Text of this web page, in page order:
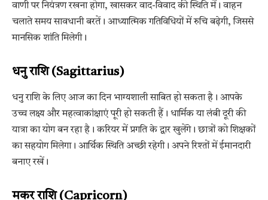
वाणी पर नियंत्रण रखना होगा, खासकर वाद-विवाद की स्थिति में। वाहन
चलाते समय सावधानी बरतें। आध्यात्मिक गतिविधियों में रुचि बढ़ेगी, जिससे
मानसिक शांति मिलेगी।
धनु राशि (Sagittarius)
धनु राशि के लिए आज का दिन भाग्यशाली साबित हो सकता है। आपके
उच्च लक्ष्य और महत्वाकांक्षाएं पूरी हो सकती हैं। धार्मिक या लंबी दूरी की
यात्रा का योग बन रहा है। करियर में प्रगति के द्वार खुलेंगे। छात्रों को शिक्षकों
का सहयोग मिलेगा। आर्थिक स्थिति अच्छी रहेगी। अपने रिश्तों में ईमानदारी
बनाए रखें।
मकर राशि (Capricorn)